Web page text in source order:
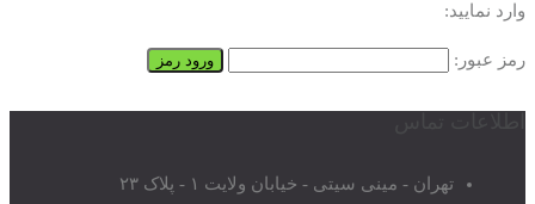
وارد نمایید:
رمز عبور:
تهران - مینی سیتی - خیابان ولایت ۱ - پلاک ۲۳